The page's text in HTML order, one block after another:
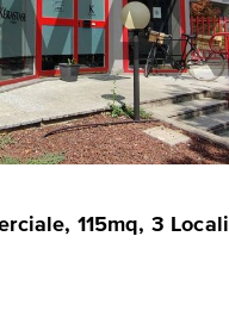
115mq, 3 Locali